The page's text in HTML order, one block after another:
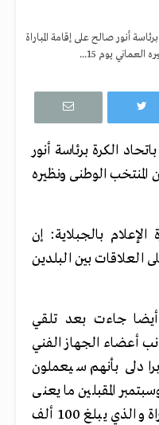
أنور صالح على إقامة المباراة
يوم 15...
الكرة برئاسة أنور
المنتخب الوطنى ونظيره
بالجبلاية: إن
العلاقات بين البلدين
جاءت بعد تلقي
أعضاء الجهاز الفني
برادلى بأنهم سيعملون
المقبلين ما يعنى
أن المقابل المادي العائد من المباراة والذي يبلغ 100 ألف